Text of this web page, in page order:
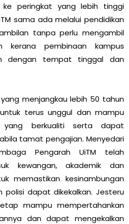
ke peringkat yang lebih tinggi
sama ada melalui pendidikan
tanpa perlu mengambil
kerana pembinaan kampus
dengan tempat tinggal dan
yang menjangkau lebih 50 tahun
terus unggul dan mampu
yang berkualiti serta dapat
tamat pengajian. Menyedari
Pengarah UiTM telah
kewangan, akademik dan
memastikan kesinambungan
dapat dikekalkan. Jesteru
mampu mempertahankan
dan dapat mengekalkan